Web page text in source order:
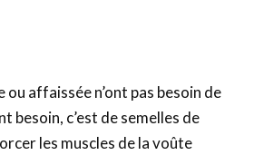
affaissée n’ont pas besoin de
besoin, c’est de semelles de
les muscles de la voûte